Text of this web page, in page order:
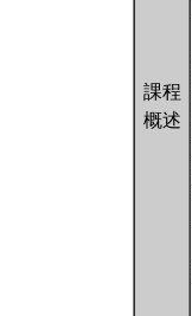
課程
概述